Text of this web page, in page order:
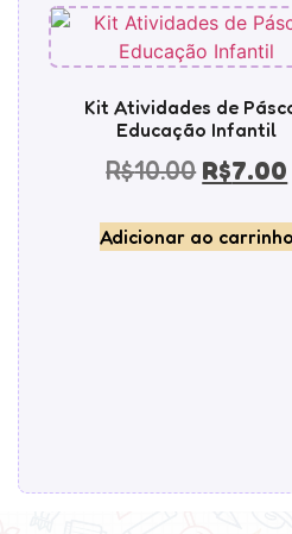
Kit Atividades de
Educação Infantil
R$10.00 R$7.00
Adicionar ao carrinho